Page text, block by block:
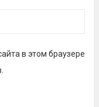
в этом браузере